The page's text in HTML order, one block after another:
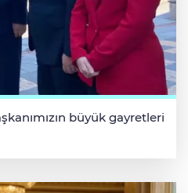
büyük gayretleri